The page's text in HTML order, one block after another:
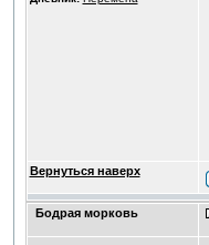
Вернуться наверх
Бодрая морковь